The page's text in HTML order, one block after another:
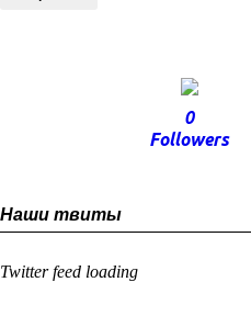
0
Followers
Наши твиты
Twitter feed loading